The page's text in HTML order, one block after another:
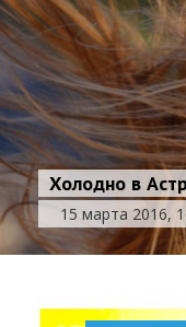
Холодно в
15 марта 2016,